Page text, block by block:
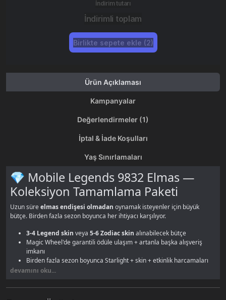
İndirim tutarı
İndirimli toplam
Birlikte sepete ekle (2)
Ürün Açıklaması
Kampanyalar
Değerlendirmeler (1)
İptal & İade Koşulları
Yaş Sınırlamaları
💎 Mobile Legends 9832 Elmas —
Koleksiyon Tamamlama Paketi
Uzun süreelmas endişesi olmadan oynamak isteyenler için büyük
bütçe. Birden fazla sezon boyunca her ihtiyacı karşılıyor.
3-4 Legend skin veya 5-6 Zodiac skin alınabilecek bütçe
Magic Wheel'de garantili ödüle ulaşım + artanla başka alışveriş
imkanı
Birden fazla sezon boyunca Starlight + skin + etkinlik harcamaları
karşılanıyor
Nadir skin koleksiyonunu tamamlamak için yeterli miktar
devamını oku...